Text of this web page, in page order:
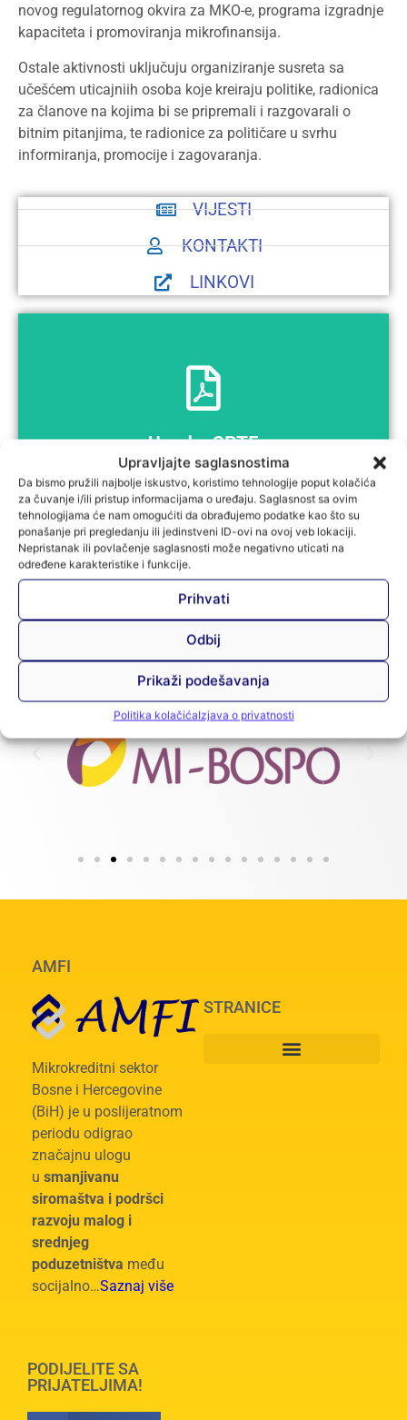
Upravljajte saglasnostima
Da bismo pružili najbolje iskustvo, koristimo tehnologije poput kolačića
za čuvanje i/ili pristup informacijama o uređaju. Saglasnost sa ovim
tehnologijama će nam omogućiti da obrađujemo podatke kao što su
ponašanje pri pregledanju ili jedinstveni ID-ovi na ovoj veb lokaciji.
Nepristanak ili povlačenje saglasnosti može negativno uticati na
određene karakteristike i funkcije.
Prihvati
Odbij
Prikaži podešavanja
Politika kolačićaIzjava o privatnosti
novog regulatornog okvira za MKO-e, programa izgradnje
kapaciteta i promoviranja mikrofinansija.
Ostale aktivnosti uključuju organiziranje susreta sa
učešćem uticajniih osoba koje kreiraju politike, radionica
za članove na kojima bi se pripremali i razgovarali o
bitnim pitanjima, te radionice za političare u svrhu
informiranja, promocije i zagovaranja.
VIJESTI
KONTAKTI
LINKOVI
Uvod u SPTF
Univerzalni standardi za upravljanje društvenim
učinkom
Uvod u SPTF
AMFI
Mikrokreditni sektor
Bosne i Hercegovine
(BiH) je u poslijeratnom
periodu odigrao
značajnu ulogu
u smanjivanu
siromaštva i podršci
razvoju malog i
srednjeg
poduzetništva među
socijalno…Saznaj više
STRANICE
PODIJELITE SA
PRIJATELJIMA!